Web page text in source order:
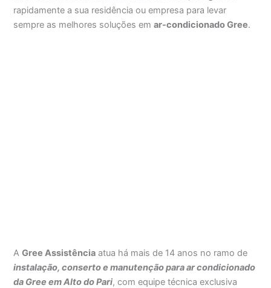
rapidamente a sua residência ou empresa para levar
sempre as melhores soluções emar-condicionado Gree.
AGree Assistência atua há mais de 14 anos no ramo de
instalação, conserto e manutenção para ar condicionado
da Gree em Alto do Pari, com equipe técnica exclusiva